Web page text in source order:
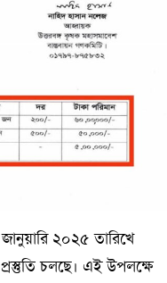
২০২৫ তারিখে
চলছে। এই উপলক্ষে